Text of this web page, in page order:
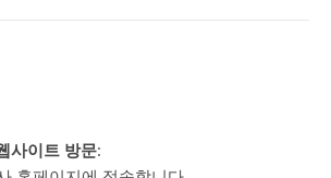
사이트 방문: